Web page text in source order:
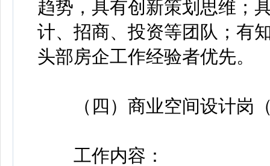
趋势，具有创新策划思维；
计、招商、投资等团队；有
头部房企工作经验者优先。
（四）商业空间设计岗（
工作内容：